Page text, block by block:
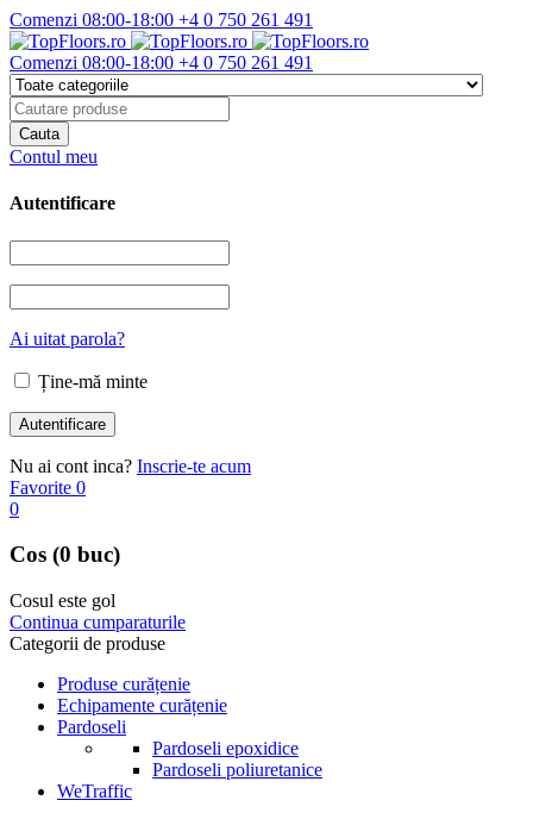
Comenzi 08:00-18:00 +4 0 750 261 491
Comenzi 08:00-18:00 +4 0 750 261 491
Contul meu
Autentificare
Ai uitat parola?
Ține-mă minte
Nu ai cont inca? Inscrie-te acum
Favorite 0
0
Cos (0 buc)
Cosul este gol
Continua cumparaturile
Categorii de produse
Produse curățenie
Echipamente curățenie
Pardoseli
Pardoseli epoxidice
Pardoseli poliuretanice
WeTraffic